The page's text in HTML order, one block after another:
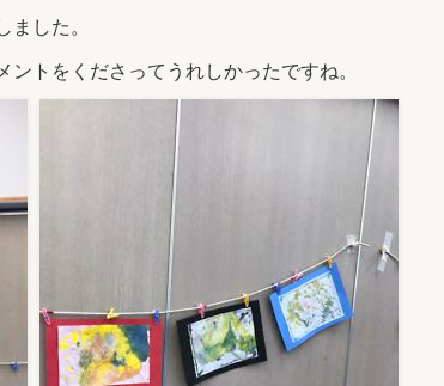
した。
トをくださってうれしかったですね。